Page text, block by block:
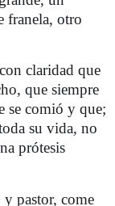
franela, otro
claridad que
que siempre
se comió y que;
su vida, no
prótesis
y pastor, come